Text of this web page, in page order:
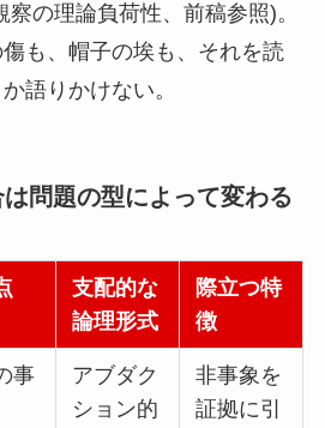
の理論負荷性、前稿参照)。
も、帽子の埃も、それを読
語りかけない。
問題の型によって変わる
支配的な
論理形式
際立つ特
徴
事
アブダク
ション的
非事象を
証拠に引